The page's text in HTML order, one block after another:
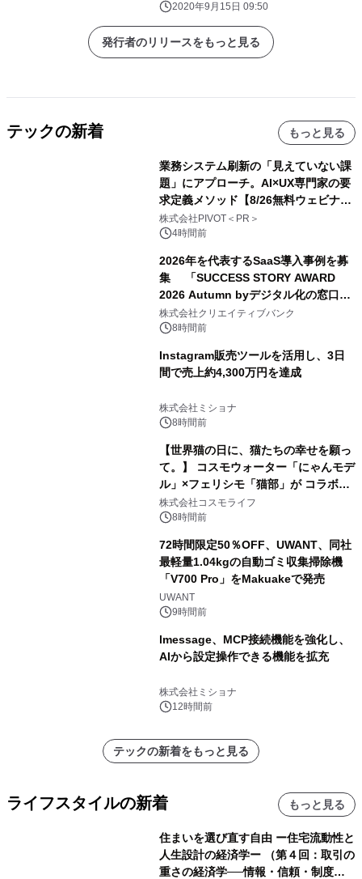
2020年9月15日 09:50
発行者のリリースをもっと見る
テックの新着 もっと見る
業務システム刷新の「見えていない課
題」にアプローチ。AI×UX専門家の要
求定義メソッド【8/26無料ウェビナ
ー】株式会社PIVOT
株式会社PIVOT＜PR＞
4時間前
2026年を代表するSaaS導入事例を募
集 「SUCCESS STORY AWARD
2026 Autumn byデジタル化の窓口」
開催
株式会社クリエイティブバンク
8時間前
Instagram販売ツールを活用し、3日
間で売上約4,300万円を達成
株式会社ミショナ
8時間前
【世界猫の日に、猫たちの幸せを願っ
て。】 コスモウォーター「にゃんモデ
ル」×フェリシモ「猫部」が コラボキ
ャンペーンを実施
株式会社コスモライフ
8時間前
72時間限定50％OFF、UWANT、同社
最軽量1.04kgの自動ゴミ収集掃除機
「V700 Pro」をMakuakeで発売
UWANT
9時間前
lmessage、MCP接続機能を強化し、
AIから設定操作できる機能を拡充
株式会社ミショナ
12時間前
テックの新着をもっと見る
ライフスタイルの新着 もっと見る
住まいを選び直す自由 ー住宅流動性と
人生設計の経済学ー （第４回：取引の
重さの経済学──情報・信頼・制度を